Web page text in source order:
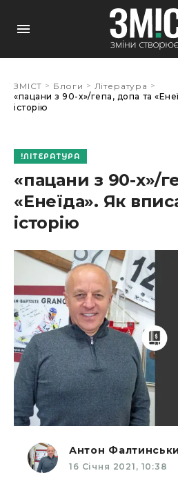
ЗМІСТ > Блоги > Література >
«пацани з 90-х»/гепа, допа та
історію
ЛІТЕРАТУРА
«пацани з 90-х»/
«Енеїда». Як
історію
Антон
16 Січня 2021, 10:38